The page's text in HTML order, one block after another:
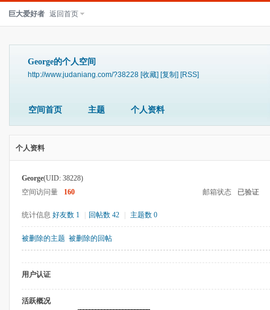
巨大爱好者 返回首页
George的个人空间
http://www.judaniang.com/?38228 [收藏] [复制] [RSS]
空间首页 主题 个人资料
个人资料
George(UID: 38228)
空间访问量
160 邮箱状态 已验证
统计信息 好友数 1 回帖数 42 主题数 0
被删除的主题 被删除的回帖
用户认证
活跃概况